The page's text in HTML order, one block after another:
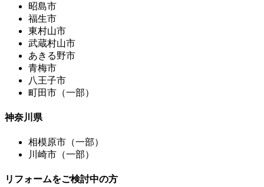
昭島市
福生市
東村山市
武蔵村山市
あきる野市
青梅市
八王子市
町田市（一部）
神奈川県
相模原市（一部）
川崎市（一部）
リフォームをご検討中の方